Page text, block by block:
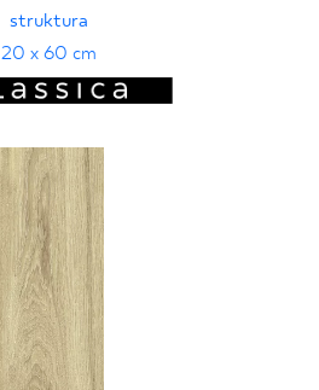
struktura
20 x 60 cm